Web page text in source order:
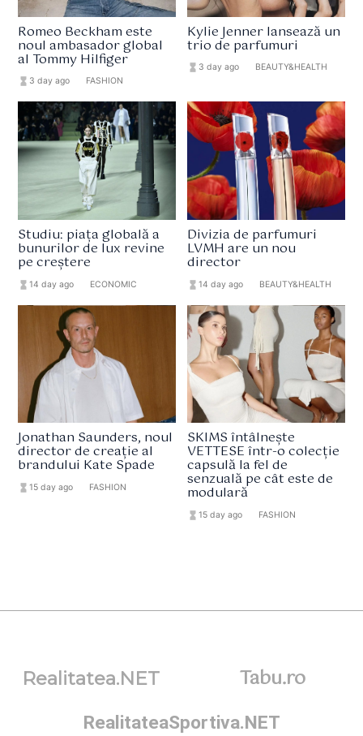
Romeo Beckham este
noul ambasador global
al Tommy Hilfiger
hourglass_full 3 day ago FASHION
Kylie Jenner lansează un
trio de parfumuri
hourglass_full 3 day ago BEAUTY&HEALTH
Studiu: piața globală a
bunurilor de lux revine
pe creștere
hourglass_full14 day ago ECONOMIC
Divizia de parfumuri
LVMH are un nou
director
hourglass_full 14 day ago BEAUTY&HEALTH
Jonathan Saunders, noul
director de creație al
brandului Kate Spade
hourglass_full15 day ago FASHION
SKIMS întâlnește
VETTESE într-o colecție
capsulă la fel de
senzuală pe cât este de
modulară
hourglass_full 15 day ago FASHION
Realitatea.NET Tabu.ro
RealitateaSportiva.NET